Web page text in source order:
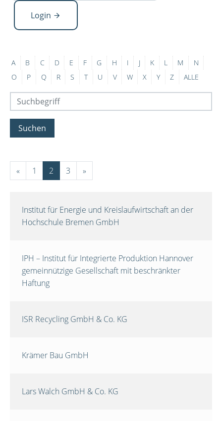
Login
A B C D E F G H I J K L M
N
O
P Q R S T U V W X Y Z ALLE
Suchen
« 1 2 3 »
Institut für Energie und Kreislaufwirtschaft an der
Hochschule Bremen GmbH
IPH – Institut für Integrierte Produktion Hannover
gemeinnützige Gesellschaft mit beschränkter
Haftung
ISR Recycling GmbH & Co. KG
Krämer Bau GmbH
Lars Walch GmbH & Co. KG